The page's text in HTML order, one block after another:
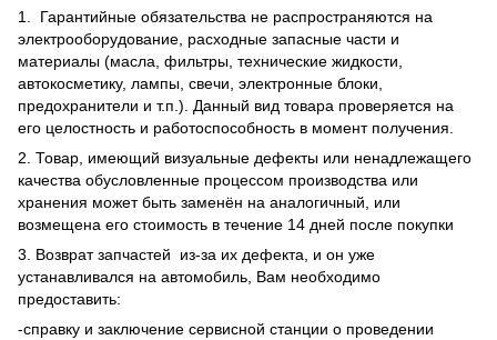
1. Гарантийные обязательства не распространяются на
электрооборудование, расходные запасные части и
материалы (масла, фильтры, технические жидкости,
автокосметику, лампы, свечи, электронные блоки,
предохранители и т.п.). Данный вид товара проверяется на
его целостность и работоспособность в момент получения.
2. Товар, имеющий визуальные дефекты или ненадлежащего
качества обусловленные процессом производства или
хранения может быть заменён на аналогичный, или
возмещена его стоимость в течение 14 дней после покупки
3. Возврат запчастей из-за их дефекта, и он уже
устанавливался на автомобиль, Вам необходимо
предоставить:
-справку и заключение сервисной станции о проведении